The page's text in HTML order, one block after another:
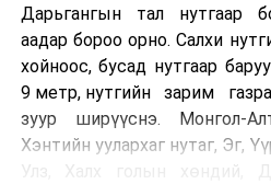
Дарьгангын тал нутгаар
аадар бороо орно. Салхи
хойноос, бусад нутгаар
9 метр, нутгийн зарим
зуур ширүүснэ. Монгол-
Хэнтийн уулархаг нутаг, Эг,